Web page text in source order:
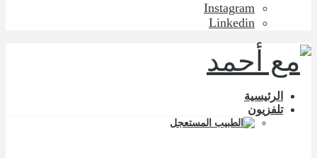
Instagram
Linkedin
الرئيسية
تلفزيون